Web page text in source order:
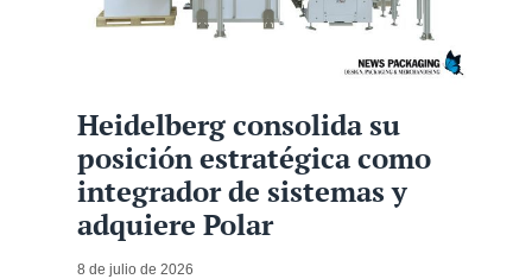
Heidelberg consolida su
posición estratégica como
integrador de sistemas y
adquiere Polar
8 de julio de 2026